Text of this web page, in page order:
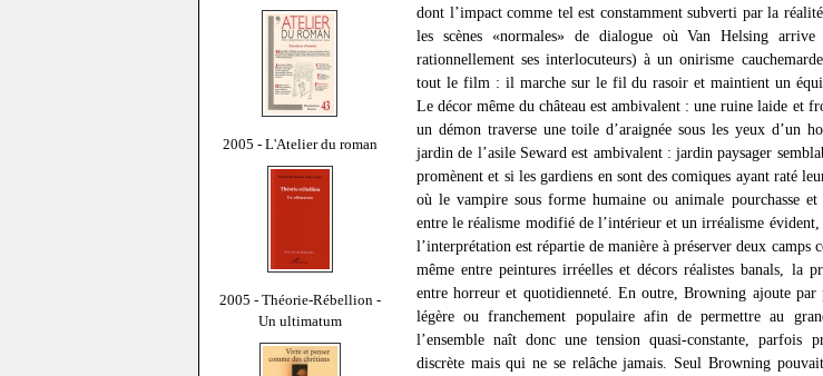
2005 - L'Atelier du roman
2005 - Théorie-Rébellion -
Un ultimatum
dont l’impact comme tel est constamment subverti par la
les scènes «normales» de dialogue où Van Helsing arrive
rationnellement ses interlocuteurs) à un onirisme
tout le film : il marche sur le fil du rasoir et maintient un
Le décor même du château est ambivalent : une ruine laide et
un démon traverse une toile d’araignée sous les yeux d’un
jardin de l’asile Seward est ambivalent : jardin paysager
promènent et si les gardiens en sont des comiques ayant raté
où le vampire sous forme humaine ou animale pourchasse
entre le réalisme modifié de l’intérieur et un irréalisme
l’interprétation est répartie de manière à préserver deux camps
même entre peintures irréelles et décors réalistes banals, la
entre horreur et quotidienneté. En outre, Browning ajoute par
légère ou franchement populaire afin de permettre au
l’ensemble naît donc une tension quasi-constante, parfois
discrète mais qui ne se relâche jamais. Seul Browning